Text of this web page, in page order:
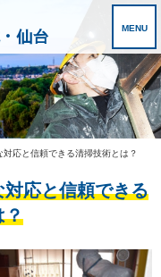
仙台
応と信頼できる清掃技術とは？
応と信頼できる
？